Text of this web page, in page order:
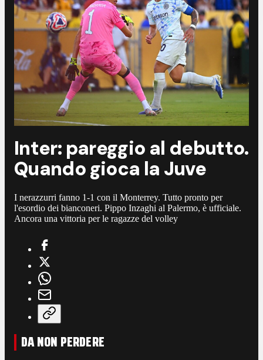
Inter: pareggio al debutto.
Quando gioca la Juve
I nerazzurri fanno 1-1 con il Monterrey. Tutto pronto per
l'esordio dei bianconeri. Pippo Inzaghi al Palermo, è ufficiale.
Ancora una vittoria per le ragazze del volley
DA NON PERDERE